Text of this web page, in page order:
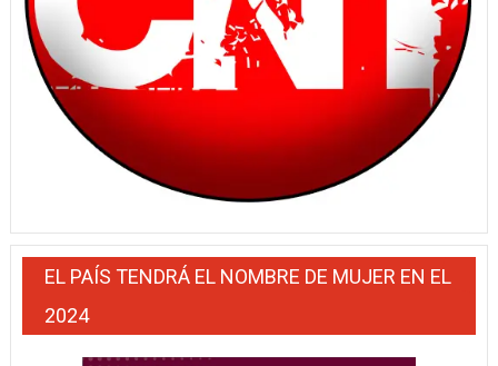
EL PAÍS TENDRÁ EL NOMBRE DE MUJER EN EL
2024